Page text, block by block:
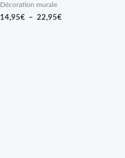
Décoration murale
14,95€ – 22,95€